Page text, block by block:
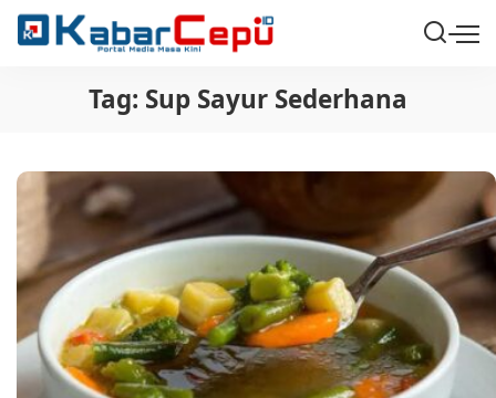
Tag: Sup Sayur Sederhana